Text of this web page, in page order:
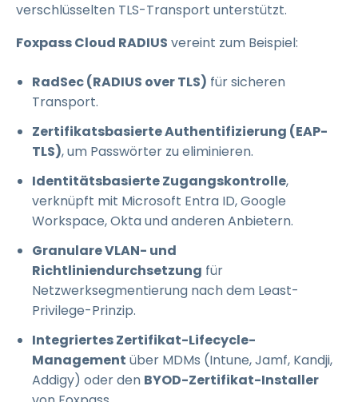
verschlüsselten TLS-Transport unterstützt.
Foxpass Cloud RADIUS vereint zum Beispiel:
RadSec (RADIUS over TLS) für sicheren
Transport.
Zertifikatsbasierte Authentifizierung (EAP-
TLS), um Passwörter zu eliminieren.
Identitätsbasierte Zugangskontrolle,
verknüpft mit Microsoft Entra ID, Google
Workspace, Okta und anderen Anbietern.
Granulare VLAN- und
Richtliniendurchsetzung für
Netzwerksegmentierung nach dem Least-
Privilege-Prinzip.
Integriertes Zertifikat-Lifecycle-
Management über MDMs (Intune, Jamf, Kandji,
Addigy) oder den BYOD-Zertifikat-Installer